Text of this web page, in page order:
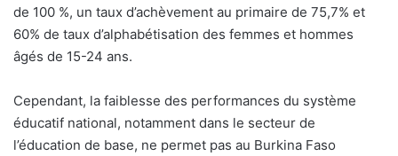
de 100 %, un taux d’achèvement au primaire de 75,7% et
60% de taux d’alphabétisation des femmes et hommes
âgés de 15-24 ans.
Cependant, la faiblesse des performances du système
éducatif national, notamment dans le secteur de
l’éducation de base, ne permet pas au Burkina Faso